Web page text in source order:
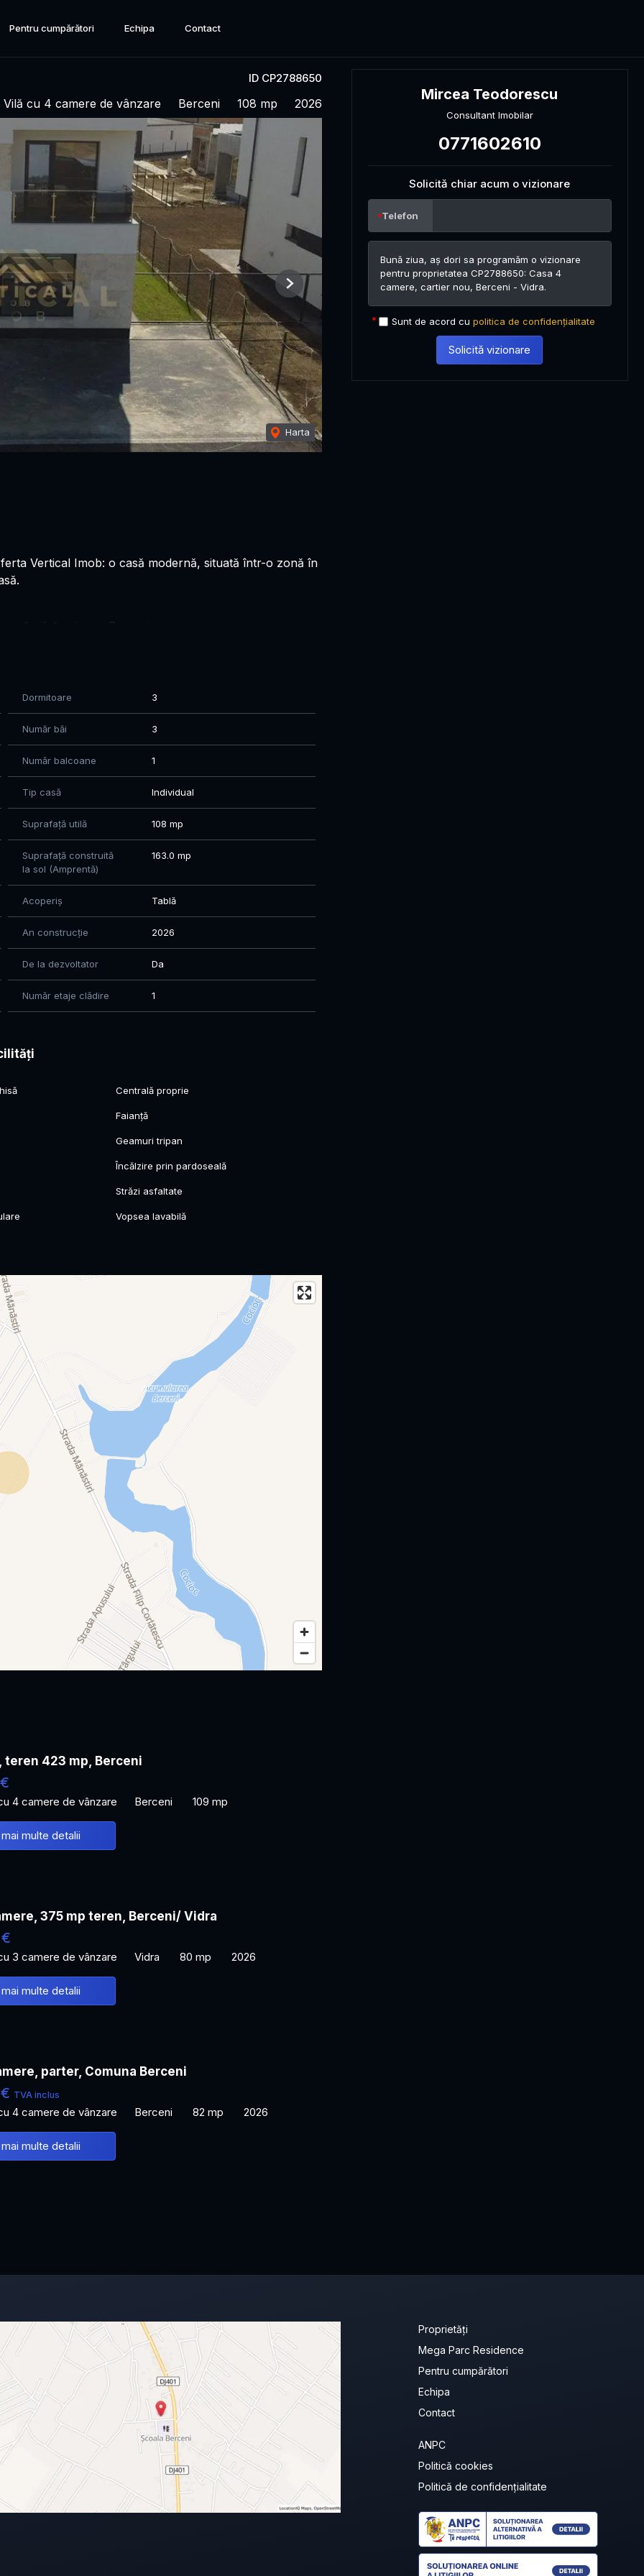
Pentru cumpărători Echipa Contact
ID CP2788650
Vilă cu 4 camere de vânzare Berceni 108 mp 2026
Harta
Next
Vertical Imob: o casă modernă, situată într-o zonă în
facil din şi spre Berceni
viaţă comod şi convenabil
întregii familii
de întreţinere şi încălzire în sezonul rece
programarea vizionării.
această oportunitate unică de a vă construi viitorul
si modern Cartier din zona de sud a Bucurestiului.
familii:
Dormitoare 3
Număr băi 3
Număr balcoane 1
Tip casă Individual
Suprafață utilă 108 mp
Suprafață construită
la sol (Amprentă)
163.0 mp
Acoperiș Tablă
An construcție 2026
De la dezvoltator Da
Număr etaje clădire 1
Centrală proprie
Faianță
Geamuri tripan
Încălzire prin pardoseală
Străzi asfaltate
Vopsea lavabilă
Mircea Teodorescu
Consultant Imobilar
0771602610
Solicită chiar acum o vizionare
Telefon
Sunt de acord cu politica de confidențialitate
Solicită vizionare
teren 423 mp, Berceni
4 camere de vânzare Berceni 109 mp
multe detalii
375 mp teren, Berceni/ Vidra
3 camere de vânzare Vidra 80 mp 2026
multe detalii
parter, Comuna Berceni
TVA inclus
4 camere de vânzare Berceni 82 mp 2026
multe detalii
Proprietăți
Mega Parc Residence
Pentru cumpărători
Echipa
Contact
ANPC
Politică cookies
Politică de confidențialitate